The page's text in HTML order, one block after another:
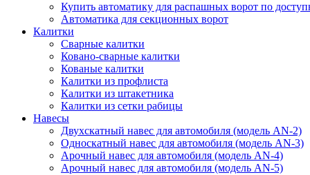
Купить автоматику для распашных ворот по
Автоматика для секционных ворот
Калитки
Сварные калитки
Ковано-сварные калитки
Кованые калитки
Калитки из профлиста
Калитки из штакетника
Калитки из сетки рабицы
Навесы
Двухскатный навес для автомобиля (модель AN-2)
Односкатный навес для автомобиля (модель AN-3)
Арочный навес для автомобиля (модель AN-4)
Арочный навес для автомобиля (модель AN-5)